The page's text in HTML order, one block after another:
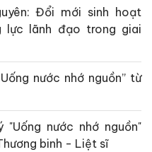
Đổi mới sinh hoạt
lực lãnh đạo trong giai
nước nhớ nguồn” từ
nước nhớ nguồn"
binh - Liệt sĩ